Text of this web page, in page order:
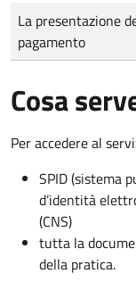
Tipo di pagamento
Importo
La presentazione
pagamento
Cosa
Per accedere al
SPID (sistema
d’identità
(CNS)
tutta la
della pratica.